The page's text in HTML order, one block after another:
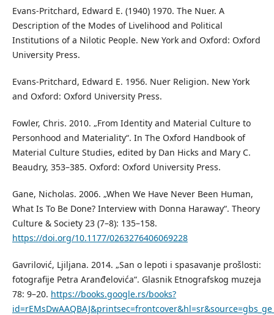
Evans-Pritchard, Edward E. (1940) 1970. The Nuer. A
Description of the Modes of Livelihood and Political
Institutions of a Nilotic People. New York and Oxford: Oxford
University Press.
Evans-Pritchard, Edward E. 1956. Nuer Religion. New York
and Oxford: Oxford University Press.
Fowler, Chris. 2010. „From Identity and Material Culture to
Personhood and Materiality“. In The Oxford Handbook of
Material Culture Studies, edited by Dan Hicks and Mary C.
Beaudry, 353–385. Oxford: Oxford University Press.
Gane, Nicholas. 2006. „When We Have Never Been Human,
What Is To Be Done? Interview with Donna Haraway“. Theory
Culture & Society 23 (7–8): 135–158.
https://doi.org/10.1177/0263276406069228
Gavrilović, Ljiljana. 2014. „San o lepoti i spasavanje prošlosti:
fotografije Petra Aranđelovića“. Glasnik Etnografskog muzeja
78: 9–20. https://books.google.rs/books?